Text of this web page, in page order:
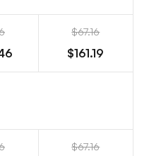
$67.16
$161.19
$67.16